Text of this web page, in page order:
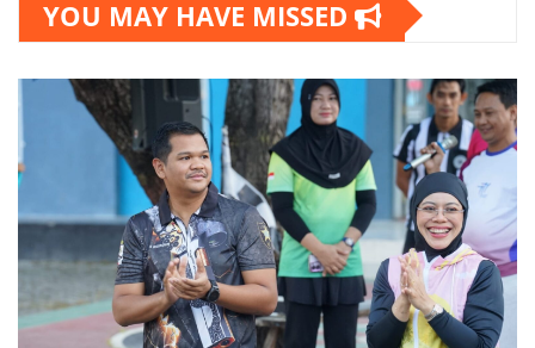
YOU MAY HAVE MISSED